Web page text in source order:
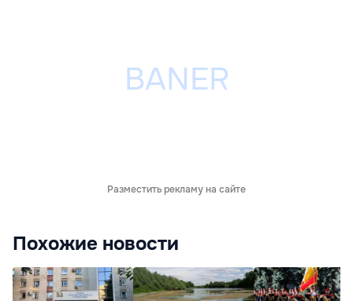
Разместить рекламу на сайте
Похожие новости